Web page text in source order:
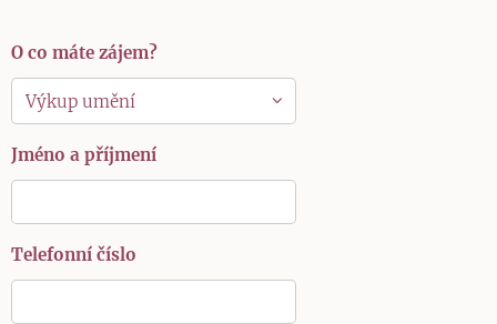
O co máte zájem?
Jméno a příjmení
Telefonní číslo